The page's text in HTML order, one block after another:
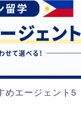
めエージェント5